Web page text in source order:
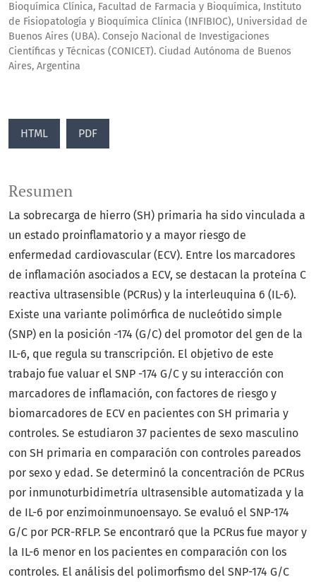
Bioquímica Clínica, Facultad de Farmacia y Bioquímica, Instituto
de Fisiopatología y Bioquímica Clínica (INFIBIOC), Universidad de
Buenos Aires (UBA). Consejo Nacional de Investigaciones
Científicas y Técnicas (CONICET). Ciudad Autónoma de Buenos
Aires, Argentina
HTML PDF
Resumen
La sobrecarga de hierro (SH) primaria ha sido vinculada a
un estado proinflamatorio y a mayor riesgo de
enfermedad cardiovascular (ECV). Entre los marcadores
de inflamación asociados a ECV, se destacan la proteína C
reactiva ultrasensible (PCRus) y la interleuquina 6 (IL-6).
Existe una variante polimórfica de nucleótido simple
(SNP) en la posición -174 (G/C) del promotor del gen de la
IL-6, que regula su transcripción. El objetivo de este
trabajo fue valuar el SNP -174 G/C y su interacción con
marcadores de inflamación, con factores de riesgo y
biomarcadores de ECV en pacientes con SH primaria y
controles. Se estudiaron 37 pacientes de sexo masculino
con SH primaria en comparación con controles pareados
por sexo y edad. Se determinó la concentración de PCRus
por inmunoturbidimetría ultrasensible automatizada y la
de IL-6 por enzimoinmunoensayo. Se evaluó el SNP-174
G/C por PCR-RFLP. Se encontraró que la PCRus fue mayor y
la IL-6 menor en los pacientes en comparación con los
controles. El análisis del polimorfismo del SNP-174 G/C